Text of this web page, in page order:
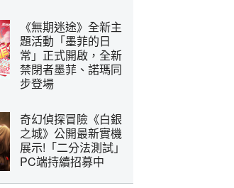
《無期迷途》全新主
題活動「墨菲的日
常」正式開啟，全新
禁閉者墨菲、諾瑪同
步登場
奇幻偵探冒險《白銀
之城》公開最新實機
展示!「二分法測試」
PC端持續招募中